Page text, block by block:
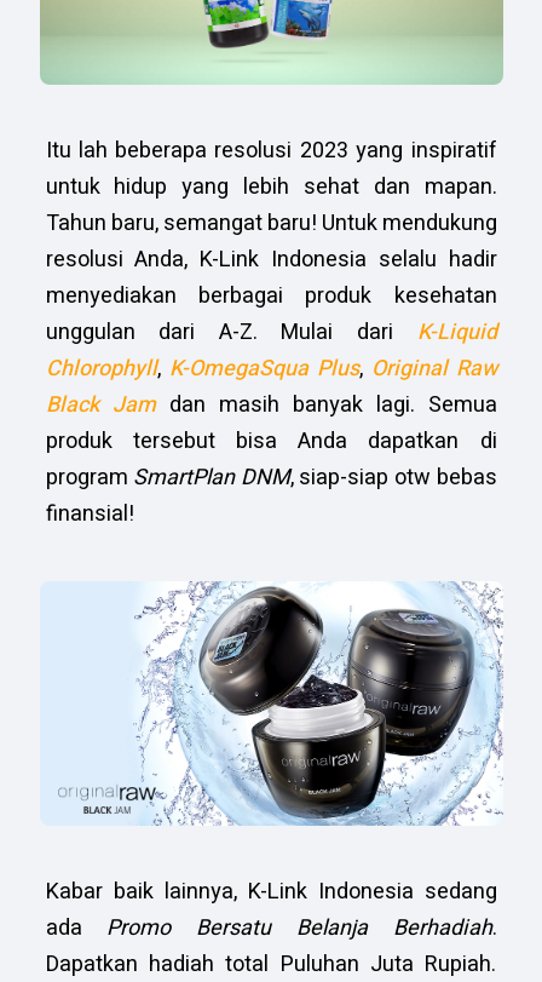
Itu lah beberapa resolusi 2023 yang inspiratif
untuk hidup yang lebih sehat dan mapan.
Tahun baru, semangat baru! Untuk mendukung
resolusi Anda, K-Link Indonesia selalu hadir
menyediakan berbagai produk kesehatan
unggulan dari A-Z. Mulai dari K-Liquid
Chlorophyll, K-OmegaSqua Plus, Original Raw
Black Jamdan masih banyak lagi. Semua
produk tersebut bisa Anda dapatkan di
program SmartPlan DNM, siap-siap otw bebas
finansial!
Kabar baik lainnya, K-Link Indonesia sedang
ada Promo Bersatu Belanja Berhadiah.
Dapatkan hadiah total Puluhan Juta Rupiah.